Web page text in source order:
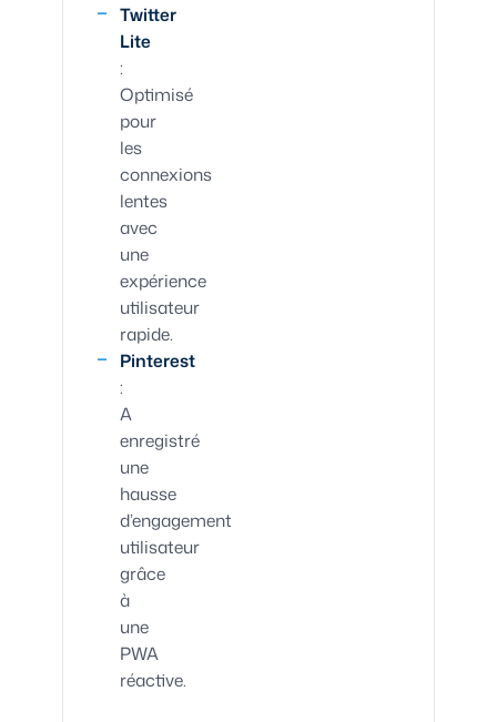
Twitter
Lite
:
Optimisé
pour
les
connexions
lentes
avec
une
expérience
utilisateur
rapide.
Pinterest
:
A
enregistré
une
hausse
d’engagement
utilisateur
grâce
à
une
PWA
réactive.